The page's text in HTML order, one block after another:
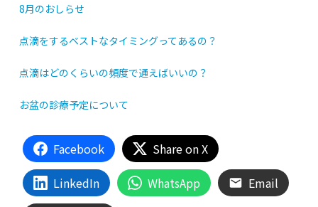
8月のおしらせ
点滴をするベストなタイミングってあるの？
点滴はどのくらいの頻度で通えばいいの？
お盆の診療予定について
Facebook
Share on X
LinkedIn
WhatsApp
Email